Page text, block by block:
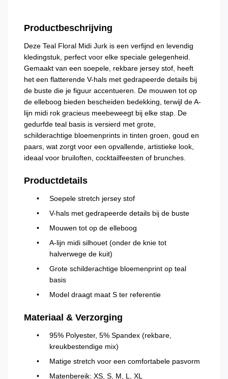
Productbeschrijving
Deze Teal Floral Midi Jurk is een verfijnd en levendig
kledingstuk, perfect voor elke speciale gelegenheid.
Gemaakt van een soepele, rekbare jersey stof, heeft
het een flatterende V-hals met gedrapeerde details bij
de buste die je figuur accentueren. De mouwen tot op
de elleboog bieden bescheiden bedekking, terwijl de A-
lijn midi rok gracieus meebeweegt bij elke stap. De
gedurfde teal basis is versierd met grote,
schilderachtige bloemenprints in tinten groen, goud en
paars, wat zorgt voor een opvallende, artistieke look,
ideaal voor bruiloften, cocktailfeesten of brunches.
Productdetails
Soepele stretch jersey stof
V-hals met gedrapeerde details bij de buste
Mouwen tot op de elleboog
A-lijn midi silhouet (onder de knie tot
halverwege de kuit)
Grote schilderachtige bloemenprint op teal
basis
Model draagt maat S ter referentie
Materiaal & Verzorging
95% Polyester, 5% Spandex (rekbare,
kreukbestendige mix)
Matige stretch voor een comfortabele pasvorm
Matenbereik: XS, S, M, L, XL